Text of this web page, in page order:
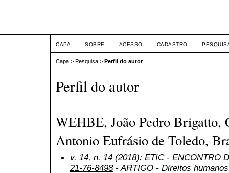
CAPA SOBRE ACESSO CADASTRO
Capa > Pesquisa > Perfil do autor
Perfil do autor
WEHBE, João Pedro Brigatto,
Antonio Eufrásio de Toledo,
v. 14, n. 14 (2018): ETIC - ENCONTRO
21-76-8498- ARTIGO - Direitos